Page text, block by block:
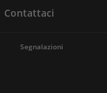
Contattaci
Segnalazioni